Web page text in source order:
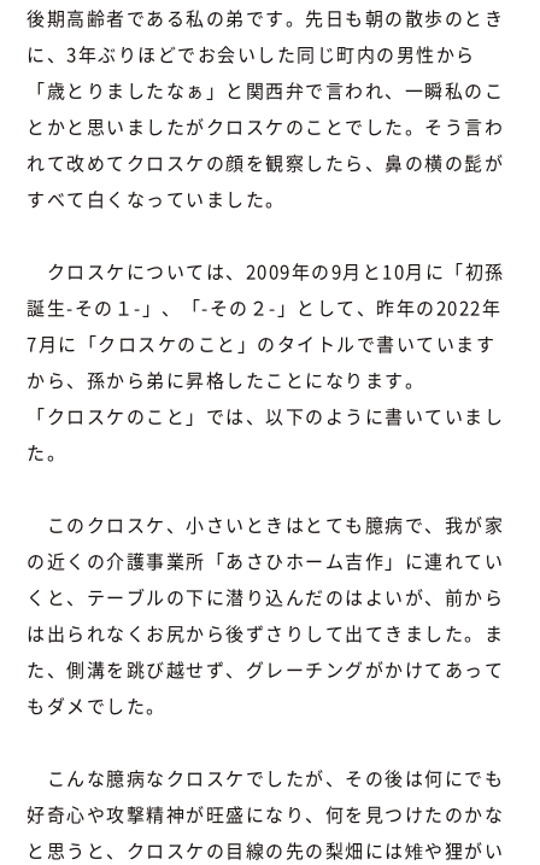
後期高齢者である私の弟です。先日も朝の散歩のとき
に、3年ぶりほどでお会いした同じ町内の男性から
「歳とりましたなぁ」と関西弁で言われ、一瞬私のこ
とかと思いましたがクロスケのことでした。そう言わ
れて改めてクロスケの顔を観察したら、鼻の横の髭が
すべて白くなっていました。
クロスケについては、2009年の9月と10月に「初孫
誕生-その１-」、「-その２-」として、昨年の2022年
7月に「クロスケのこと」のタイトルで書いています
から、孫から弟に昇格したことになります。
「クロスケのこと」では、以下のように書いていまし
た。
このクロスケ、小さいときはとても臆病で、我が家
の近くの介護事業所「あさひホーム吉作」に連れてい
くと、テーブルの下に潜り込んだのはよいが、前から
は出られなくお尻から後ずさりして出てきました。ま
た、側溝を跳び越せず、グレーチングがかけてあって
もダメでした。
こんな臆病なクロスケでしたが、その後は何にでも
好奇心や攻撃精神が旺盛になり、何を見つけたのかな
と思うと、クロスケの目線の先の梨畑には雉や狸がい